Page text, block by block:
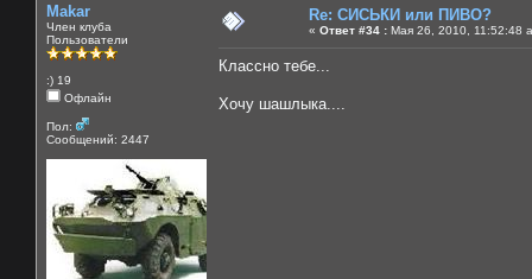
Makar
Член клуба
Пользователи
:) 19
Офлайн
Пол:
Сообщений: 2447
Re: СИСЬКИ или ПИВО?
« Ответ #34 : Мая 26, 2010, 11:52:48
Классно тебе...
Хочу шашлыка....